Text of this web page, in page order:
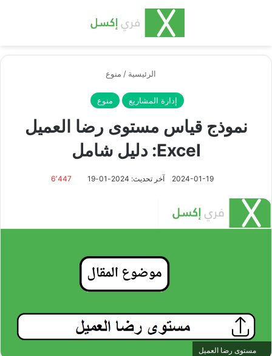
الرئيسية / منوع
إدارة المشاريع منوع
نموذج قياس مستوى رضا العميل
Excel: دليل شامل
2024-01-19 آخر تحديث: 2024-01-19 6٬447
مستوى رضا العميل